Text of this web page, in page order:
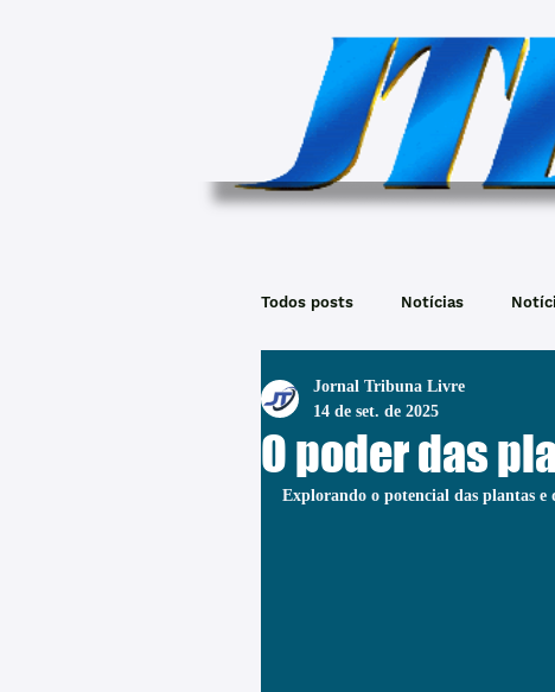
Todos posts Notícias
O poder das
Jornal Tribuna Livre
14 de set. de 2025
Explorando o potencial das plantas e